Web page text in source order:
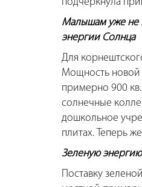
Малышам уже не
энергии Солнца
Для
Мощность новой
примерно 900
солнечные
дошкольное
плитах. Теперь
Зеленую
Поставку